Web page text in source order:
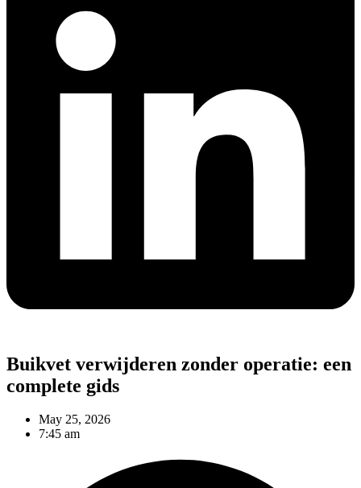
Buikvet verwijderen zonder operatie: een
complete gids
May 25, 2026
7:45 am